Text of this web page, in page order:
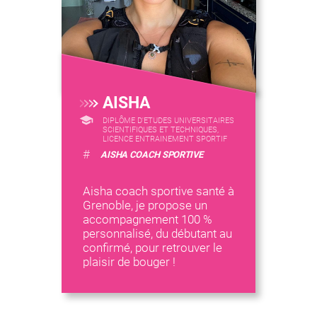
AISHA
DIPLÔME D'ETUDES UNIVERSITAIRES
SCIENTIFIQUES ET TECHNIQUES,
LICENCE ENTRAINEMENT SPORTIF
# AISHA COACH SPORTIVE
Aisha coach sportive santé à
Grenoble, je propose un
accompagnement 100 %
personnalisé, du débutant au
confirmé, pour retrouver le
plaisir de bouger !